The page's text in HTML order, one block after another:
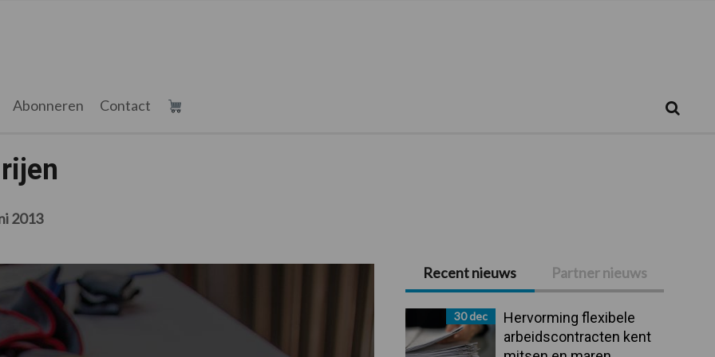
Abonneren Contact
2013
Primaire
Sidebar
Recent nieuws Partner nieuws
30 dec
Hervorming flexibele
arbeidscontracten kent